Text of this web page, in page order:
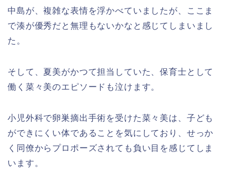
中島が、複雑な表情を浮かべていましたが、ここま
で湊が優秀だと無理もないかなと感じてしまいまし
た。
そして、夏美がかつて担当していた、保育士として
働く菜々美のエピソードも泣けます。
小児外科で卵巣摘出手術を受けた菜々美は、子ども
ができにくい体であることを気にしており、せっか
く同僚からプロポーズされても負い目を感じてしま
います。